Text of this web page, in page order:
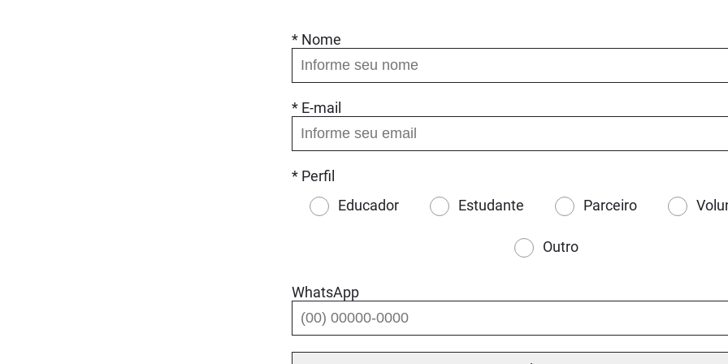
* Nome
* E-mail
* Perfil
Educador
Estudante Parceiro
Outro
WhatsApp